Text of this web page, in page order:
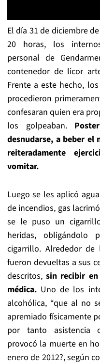
El día 31 de diciembre
20 horas, los
personal de
contenedor de licor
Frente a este hecho,
procedieron
confesaran quien era
los golpeaban.
desnudarse, a beber el
reiteradamente
vomitar.
Luego se les aplicó
de incendios, gas
se le puso un
heridas, obligándolo
cigarrillo. Alrededor de
fueron devueltas a sus
descritos,sin recibir
médica. Uno de los
alcohólica, “que al no
apremiado físicamente
por tanto asistencia
provocó la muerte en
enero de 2012?, según